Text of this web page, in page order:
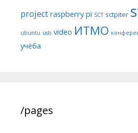
project raspberry pi SCT sctpiter
ubuntu usb video ИТМО
учёба
/pages